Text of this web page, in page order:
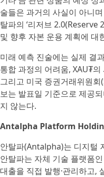
술들은 과거의 사실이 아니
탈파의 ‘리저브 2.0(Reserve
및 향후 자본 운용 계획에 대
미래 예측 진술에는 실제 결
통합 과정의 어려움, XAU₮
그리고 미국 증권거래위원
보는 발표일 기준으로 제공
지 않는다.
Antalpha Platform
안탈파(Antalpha)는 디지털
안탈파는 자체 기술 플랫폼
대출을 직접 발행·관리하고,